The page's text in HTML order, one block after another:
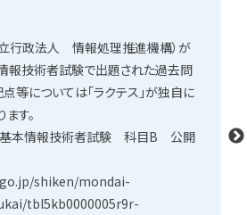
立行政法人 情報処理推進機構）が
報技術者試験で出題された過去問
点等については「ラクテス」が独自に
す。
基本情報技術者試験 科目B 公開
shiken/mondai-
tbl5kb0000005r9r-